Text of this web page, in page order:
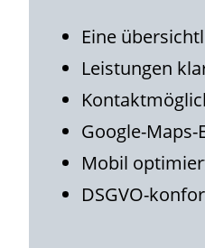
Eine
Leistungen
Google-
Mobil
DSGVO-